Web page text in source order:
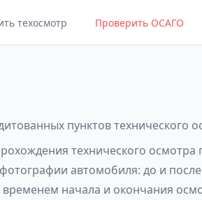
техосмотр Проверить ОСАГО
пунктов технического
технического
автомобиля: до и
начала и окончания